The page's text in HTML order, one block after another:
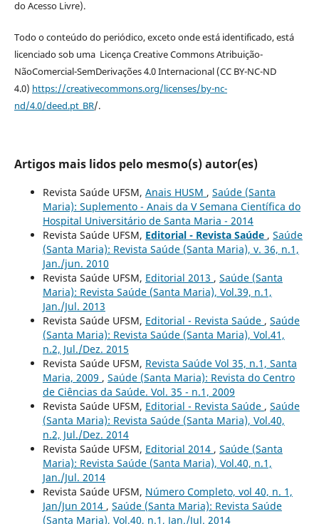
do Acesso Livre).
Todo o conteúdo do periódico, exceto onde está identificado, está
licenciado sob uma Licença Creative Commons Atribuição-
NãoComercial-SemDerivações 4.0 Internacional (CC BY-NC-ND
4.0) https://creativecommons.org/licenses/by-nc-
nd/4.0/deed.pt_BR/.
Artigos mais lidos pelo mesmo(s) autor(es)
Revista Saúde UFSM, Anais HUSM , Saúde (Santa
Maria): Suplemento - Anais da V Semana Científica do
Hospital Universitário de Santa Maria - 2014
Revista Saúde UFSM, Editorial - Revista Saúde , Saúde
(Santa Maria): Revista Saúde (Santa Maria), v. 36, n.1,
Jan./jun. 2010
Revista Saúde UFSM, Editorial 2013 , Saúde (Santa
Maria): Revista Saúde (Santa Maria), Vol.39, n.1,
Jan./Jul. 2013
Revista Saúde UFSM, Editorial - Revista Saúde , Saúde
(Santa Maria): Revista Saúde (Santa Maria), Vol.41,
n.2, Jul./Dez. 2015
Revista Saúde UFSM, Revista Saúde Vol 35, n.1, Santa
Maria, 2009 , Saúde (Santa Maria): Revista do Centro
de Ciências da Saúde. Vol. 35 - n.1, 2009
Revista Saúde UFSM, Editorial - Revista Saúde , Saúde
(Santa Maria): Revista Saúde (Santa Maria), Vol.40,
n.2, Jul./Dez. 2014
Revista Saúde UFSM, Editorial 2014 , Saúde (Santa
Maria): Revista Saúde (Santa Maria), Vol.40, n.1,
Jan./Jul. 2014
Revista Saúde UFSM, Número Completo, vol 40, n. 1,
Jan/Jun 2014 , Saúde (Santa Maria): Revista Saúde
(Santa Maria), Vol.40, n.1, Jan./Jul. 2014